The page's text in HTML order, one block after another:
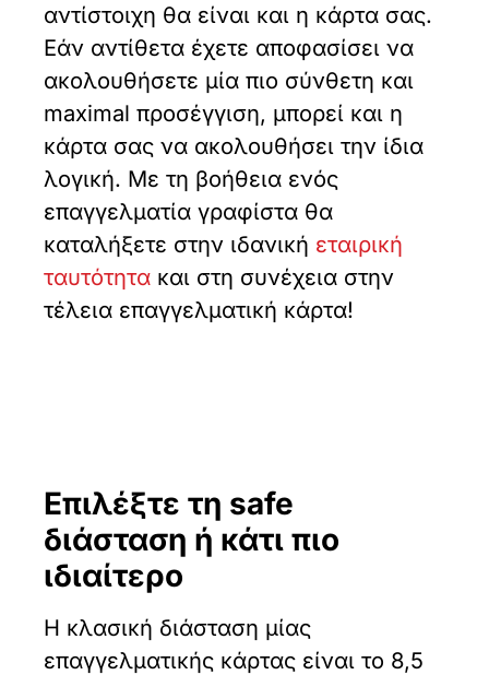
αντίστοιχη θα είναι και η κάρτα σας.
Εάν αντίθετα έχετε αποφασίσει να
ακολουθήσετε μία πιο σύνθετη και
maximal προσέγγιση, μπορεί και η
κάρτα σας να ακολουθήσει την ίδια
λογική. Με τη βοήθεια ενός
επαγγελματία γραφίστα θα
καταλήξετε στην ιδανική εταιρική
ταυτότητα και στη συνέχεια στην
τέλεια επαγγελματική κάρτα!
Επιλέξτε τη safe
διάσταση ή κάτι πιο
ιδιαίτερο
Η κλασική διάσταση μίας
επαγγελματικής κάρτας είναι το 8,5